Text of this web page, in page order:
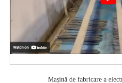
Mașină de fabricare a